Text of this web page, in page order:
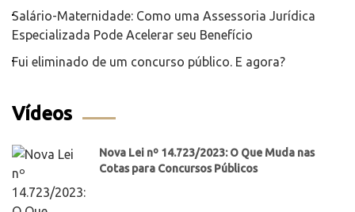
Salário-Maternidade: Como uma Assessoria Jurídica
Especializada Pode Acelerar seu Benefício
Fui eliminado de um concurso público. E agora?
Vídeos
Nova Lei nº 14.723/2023: O Que Muda nas
Cotas para Concursos Públicos